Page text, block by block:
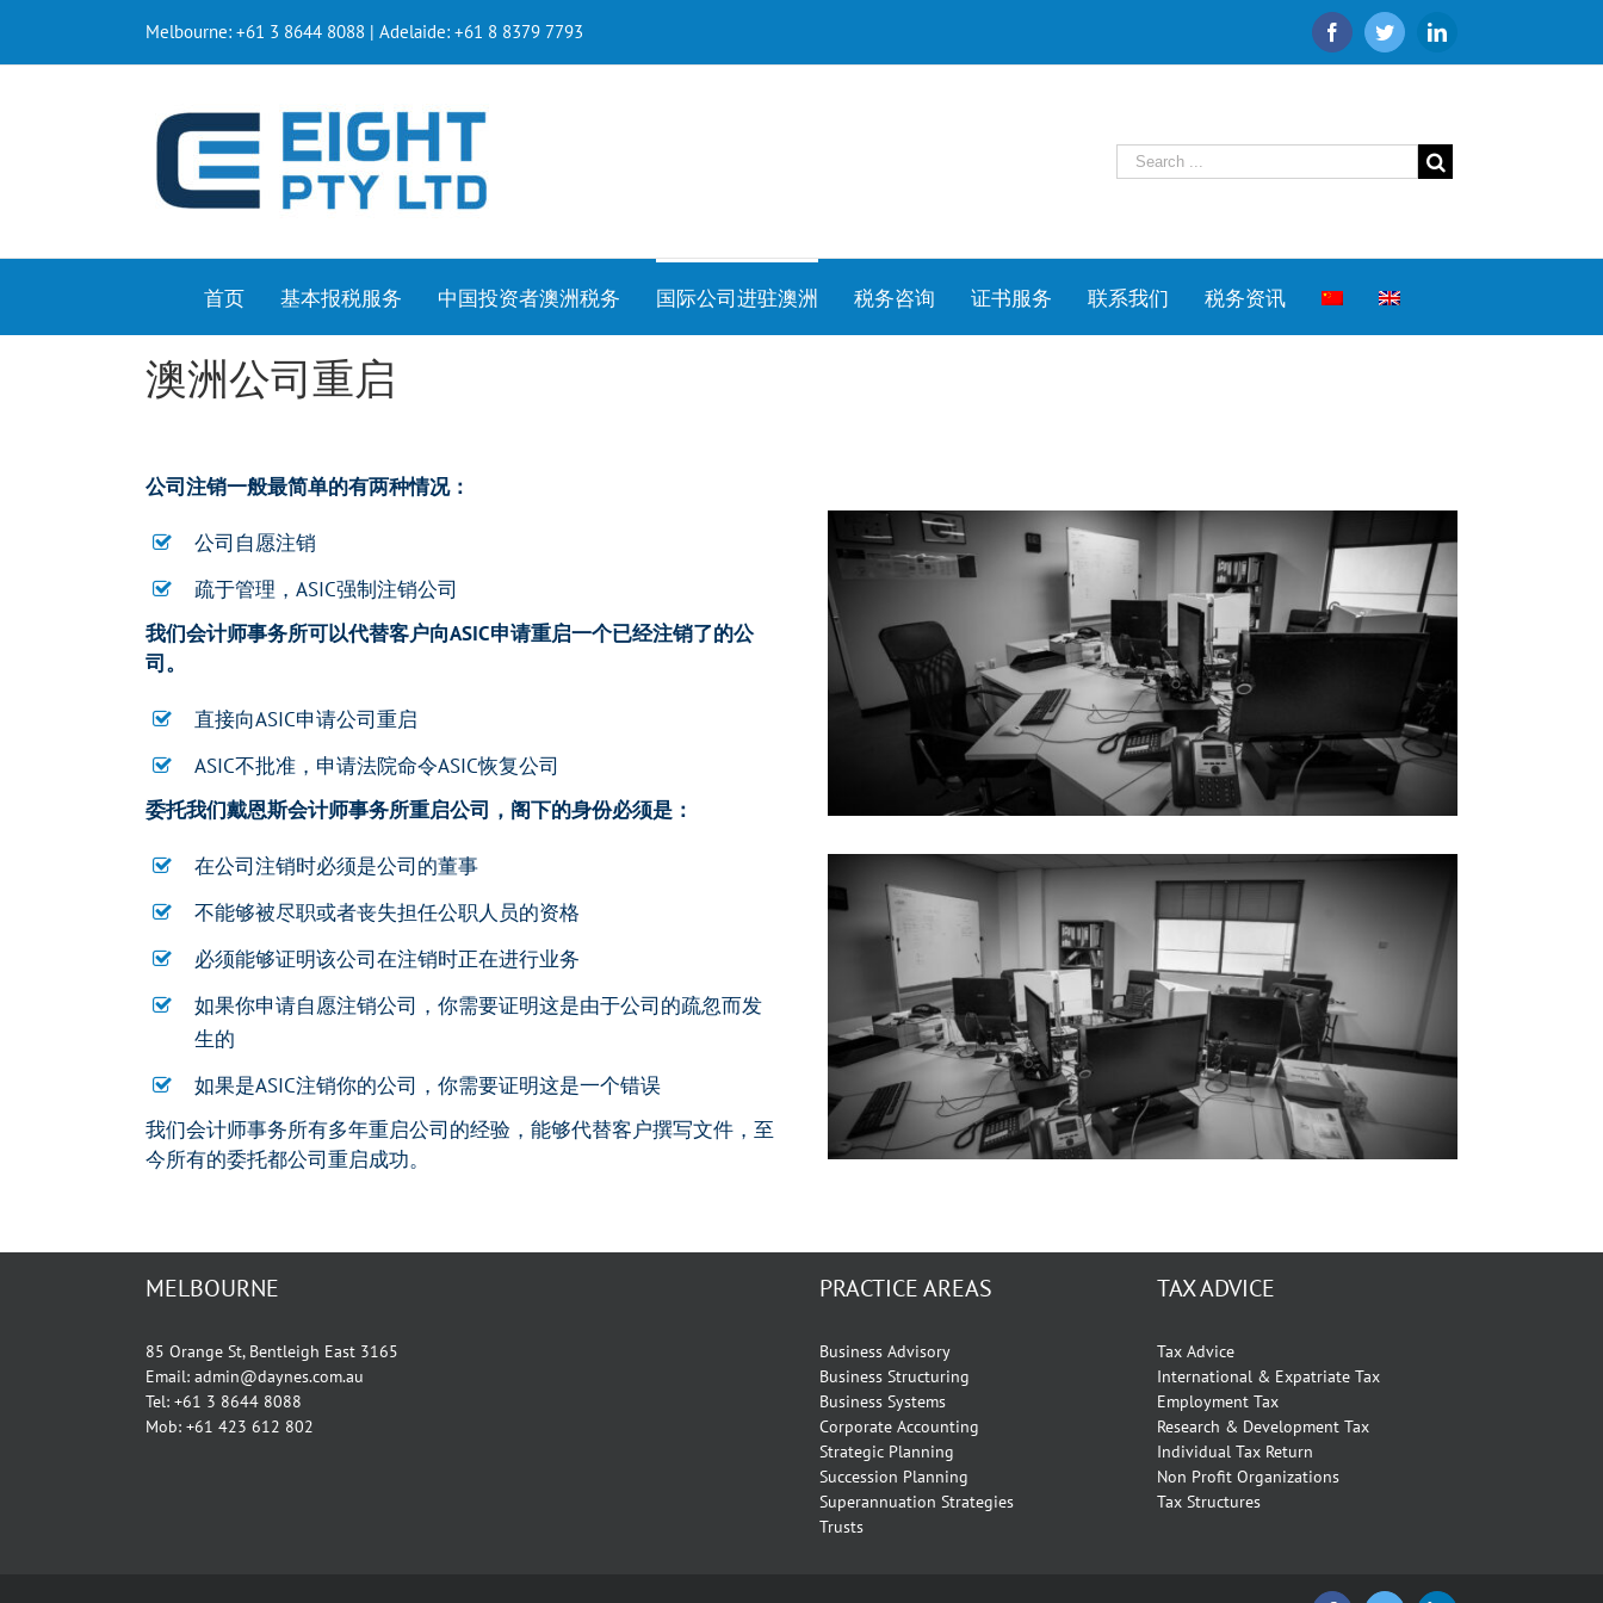
Melbourne: +61 3 8644 8088 | Adelaide: +61 8 8379 7793 FacebookTwitterLinkedin
首页 基本报税服务 中国投资者澳洲税务 国际公司进驻澳洲 税务咨询 证书服务 联系我们 税务资讯
澳洲公司重启
公司注销一般最简单的有两种情况：
公司自愿注销
疏于管理，ASIC强制注销公司
我们会计师事务所可以代替客户向ASIC申请重启一个已经注销了的公
司。
直接向ASIC申请公司重启
ASIC不批准，申请法院命令ASIC恢复公司
委托我们戴恩斯会计师事务所重启公司，阁下的身份必须是：
在公司注销时必须是公司的董事
不能够被尽职或者丧失担任公职人员的资格
必须能够证明该公司在注销时正在进行业务
如果你申请自愿注销公司，你需要证明这是由于公司的疏忽而发
生的
如果是ASIC注销你的公司，你需要证明这是一个错误
我们会计师事务所有多年重启公司的经验，能够代替客户撰写文件，至
今所有的委托都公司重启成功。
MELBOURNE
85 Orange St, Bentleigh East 3165
Email: admin@daynes.com.au
Tel: +61 3 8644 8088
Mob: +61 423 612 802
PRACTICE AREAS
Business Advisory
Business Structuring
Business Systems
Corporate Accounting
Strategic Planning
Succession Planning
Superannuation Strategies
Trusts
TAX ADVICE
Tax Advice
International & Expatriate Tax
Employment Tax
Research & Development Tax
Individual Tax Return
Non Profit Organizations
Tax Structures